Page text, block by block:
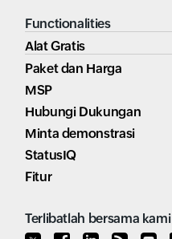
Functionalities
Alat Gratis
Paket dan Harga
MSP
Hubungi Dukungan
Minta demonstrasi
StatusIQ
Fitur
Terlibatlah bersama kami